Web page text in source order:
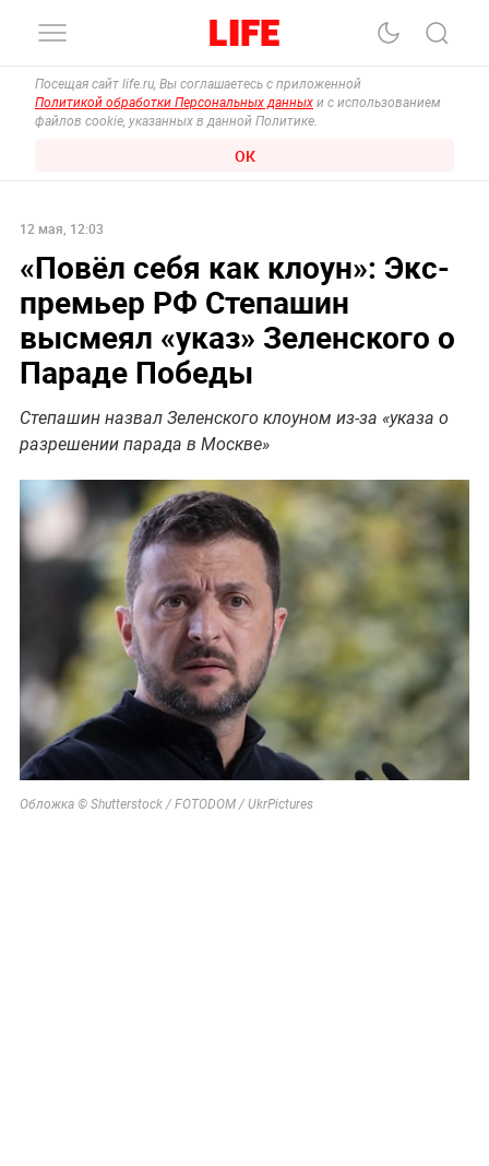
Посещая сайт life.ru, Вы соглашаетесь с приложенной
Политикой обработки Персональных данных и с использованием
файлов cookie, указанных в данной Политике.
ОК
12 мая, 12:03
«Повёл себя как клоун»: Экс-
премьер РФ Степашин
высмеял «указ» Зеленского о
Параде Победы
Степашин назвал Зеленского клоуном из-за «указа о
разрешении парада в Москве»
Обложка © Shutterstock / FOTODOM / UkrPictures